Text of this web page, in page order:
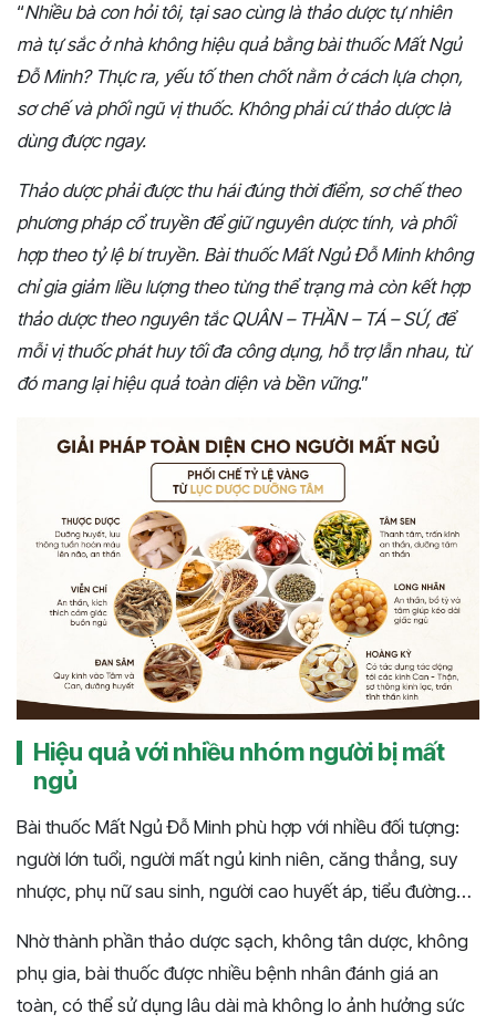
“Nhiều bà con hỏi tôi, tại sao cùng là thảo dược tự nhiên
mà tự sắc ở nhà không hiệu quả bằng bài thuốc Mất Ngủ
Đỗ Minh? Thực ra, yếu tố then chốt nằm ở cách lựa chọn,
sơ chế và phối ngũ vị thuốc. Không phải cứ thảo dược là
dùng được ngay.
Thảo dược phải được thu hái đúng thời điểm, sơ chế theo
phương pháp cổ truyền để giữ nguyên dược tính, và phối
hợp theo tỷ lệ bí truyền. Bài thuốc Mất Ngủ Đỗ Minh không
chỉ gia giảm liều lượng theo từng thể trạng mà còn kết hợp
thảo dược theo nguyên tắc QUÂN – THẦN – TÁ – SỨ, để
mỗi vị thuốc phát huy tối đa công dụng, hỗ trợ lẫn nhau, từ
đó mang lại hiệu quả toàn diện và bền vững.”
Hiệu quả với nhiều nhóm người bị mất
ngủ
Bài thuốc Mất Ngủ Đỗ Minh phù hợp với nhiều đối tượng:
người lớn tuổi, người mất ngủ kinh niên, căng thẳng, suy
nhược, phụ nữ sau sinh, người cao huyết áp, tiểu đường…
Nhờ thành phần thảo dược sạch, không tân dược, không
phụ gia, bài thuốc được nhiều bệnh nhân đánh giá an
toàn, có thể sử dụng lâu dài mà không lo ảnh hưởng sức